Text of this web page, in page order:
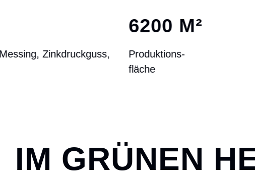
Produktions-
IM GRÜNEN